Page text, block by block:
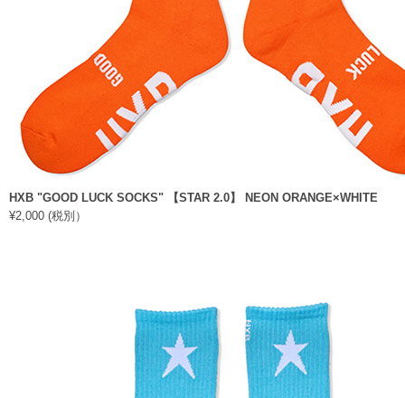
HXB "GOOD LUCK SOCKS" 【STAR 2.0】 NEON ORANGE×WHITE
¥2,000 (税別）